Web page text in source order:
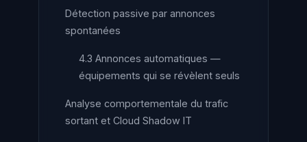
Détection passive par annonces
spontanées
4.3 Annonces automatiques —
équipements qui se révèlent seuls
Analyse comportementale du trafic
sortant et Cloud Shadow IT